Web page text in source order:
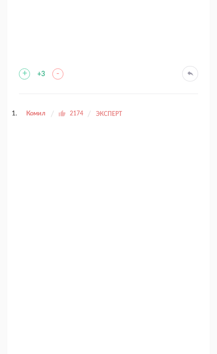
+ +3 -
Комил 2174 ЭКСПЕРТ